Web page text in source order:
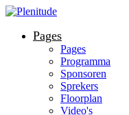
Pages
Pages
Programma
Sponsoren
Sprekers
Floorplan
Video's